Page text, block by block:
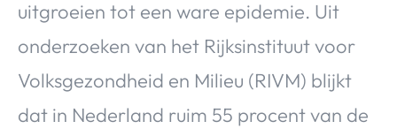
uitgroeien tot een ware epidemie. Uit
onderzoeken van het Rijksinstituut voor
Volksgezondheid en Milieu (RIVM) blijkt
dat in Nederland ruim 55 procent van de